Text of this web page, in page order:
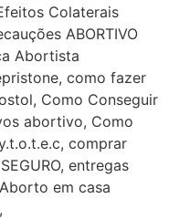
Colaterais
ABORTIVO
Abortista
como fazer
Como Conseguir
abortivo, Como
comprar
entregas
em casa
em